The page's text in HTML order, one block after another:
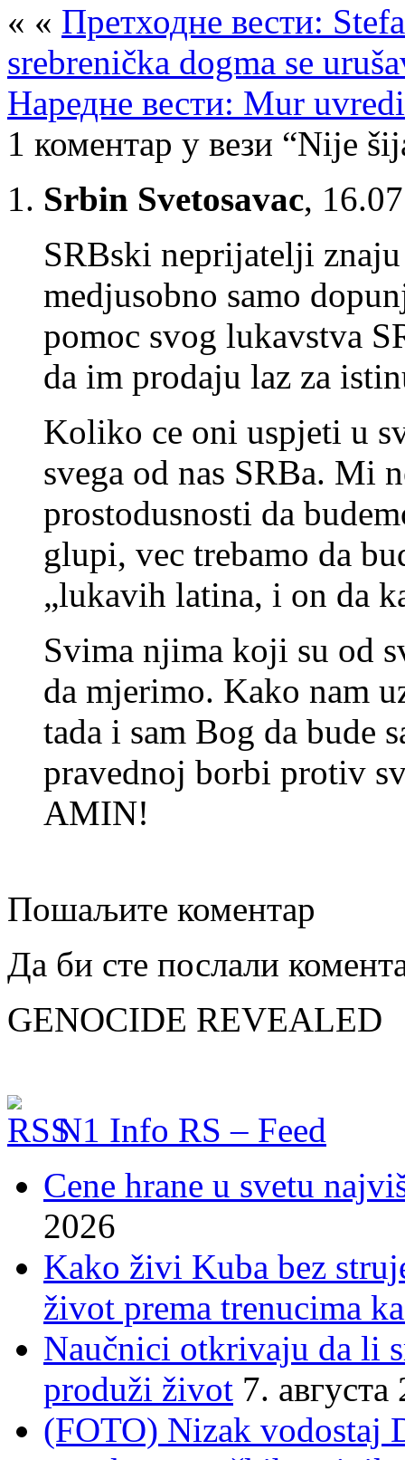
« « Претходне вести:
srebrenička dogma se
Наредне вести: Mur
1 коментар у вези “Nije
Srbin Svetosavac,
SRBski neprijatelji
medjusobno samo
pomoc svog lukavstva
da im prodaju laz za
Koliko ce oni uspjeti u
svega od nas SRBa. Mi
prostodusnosti da
glupi, vec trebamo da
„lukavih latina, i on da
Svima njima koji su od
da mjerimo. Kako nam
tada i sam Bog da bude
pravednoj borbi protiv
AMIN!
Пошаљите коментар
Да би сте послали
GENOCIDE REVEALED
N1 Info RS – Feed
Cene hrane u svetu
2026
Kako živi Kuba bez
život prema trenucima
Naučnici otkrivaju da li
produži život 7. августа
(FOTO) Nizak vodostaj